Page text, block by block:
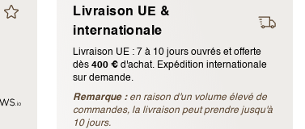
Livraison UE &
internationale
Livraison UE : 7 à 10 jours ouvrés et offerte
dès400 €d'achat. Expédition internationale
sur demande.
Remarque : en raison d'un volume élevé de
commandes, la livraison peut prendre jusqu'à
10 jours.